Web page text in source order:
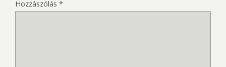
Hozzászólás *